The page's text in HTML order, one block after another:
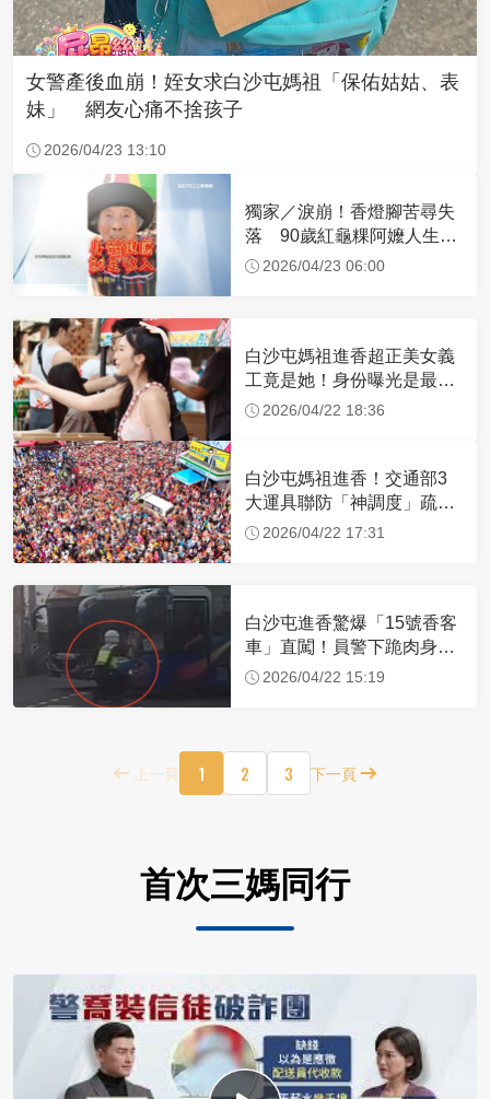
女警產後血崩！姪女求白沙屯媽祖「保佑姑姑、表
妹」 網友心痛不捨孩子
2026/04/23 13:10
獨家／淚崩！香燈腳苦尋失
落 90歲紅龜粿阿嬤人生謝
幕2026/04/23 06:00
白沙屯媽祖進香超正美女義
工竟是她！身份曝光是最美
禮生 一輩子不結婚
2026/04/22 18:36
白沙屯媽祖進香！交通部3
大運具聯防「神調度」疏運
32.1萬創新高
2026/04/22 17:31
白沙屯進香驚爆「15號香客
車」直闖！員警下跪肉身擋
車：讓行人先過
2026/04/22 15:19
上一頁 1 2 3 下一頁
首次三媽同行